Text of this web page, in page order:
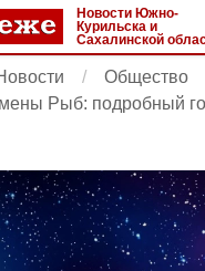
Новости Южно-
Курильска и
Сахалинской
Общество
Рыб: подробный